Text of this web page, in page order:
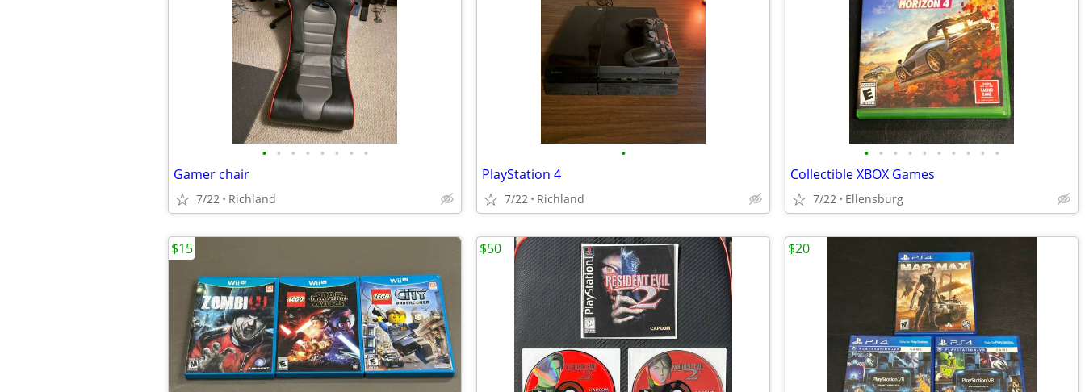
• • • • • • • •
Gamer chair
7/22 Richland
•
PlayStation 4
7/22 Richland
• • • • • • • • • •
Collectible XBOX Games
7/22 Ellensburg
$15 $50 $20